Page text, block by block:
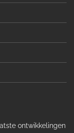
ontwikkelingen